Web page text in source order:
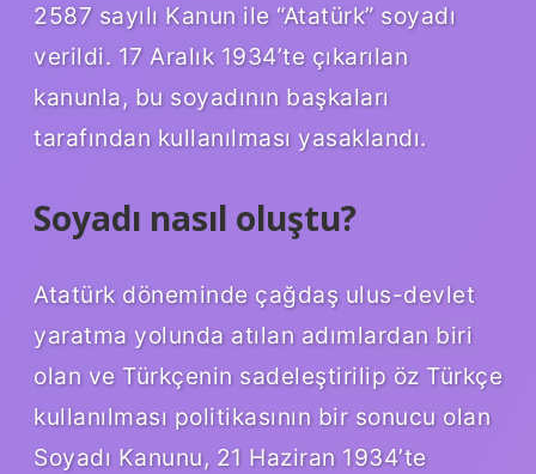
2587 sayılı Kanun ile “Atatürk” soyadı
verildi. 17 Aralık 1934’te çıkarılan
kanunla, bu soyadının başkaları
tarafından kullanılması yasaklandı.
Soyadı nasıl oluştu?
Atatürk döneminde çağdaş ulus-devlet
yaratma yolunda atılan adımlardan biri
olan ve Türkçenin sadeleştirilip öz Türkçe
kullanılması politikasının bir sonucu olan
Soyadı Kanunu, 21 Haziran 1934’te